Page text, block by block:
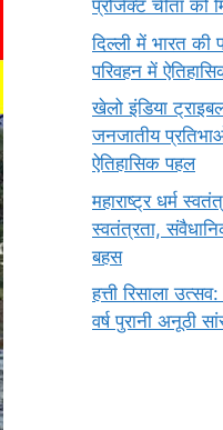
प्रोजेक्ट चीता को
दिल्ली में भारत की
परिवहन में
खेलो इंडिया
जनजातीय
ऐतिहासिक पहल
महाराष्ट्र धर्म
स्वतंत्रता,
बहस
हत्ती रिसाला
वर्ष पुरानी अनूठी